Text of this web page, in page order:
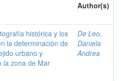
Author(s)
histórica y los
la determinación de
urbano y
la zona de Mar
De Leo,
Daniela
Andrea